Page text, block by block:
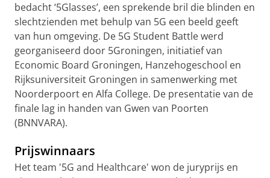
bedacht ‘5Glasses’, een sprekende bril die blinden en
slechtzienden met behulp van 5G een beeld geeft
van hun omgeving. De 5G Student Battle werd
georganiseerd door 5Groningen, initiatief van
Economic Board Groningen, Hanzehogeschool en
Rijksuniversiteit Groningen in samenwerking met
Noorderpoort en Alfa College. De presentatie van de
finale lag in handen van Gwen van Poorten
(BNNVARA).
Prijswinnaars
Het team '5G and Healthcare' won de juryprijs en